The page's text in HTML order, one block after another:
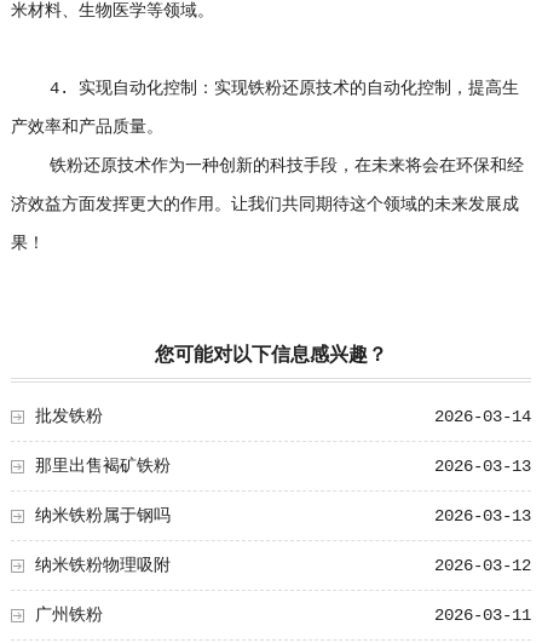
米材料、生物医学等领域。
4. 实现自动化控制：实现铁粉还原技术的自动化控制，提高生
产效率和产品质量。
铁粉还原技术作为一种创新的科技手段，在未来将会在环保和经
济效益方面发挥更大的作用。让我们共同期待这个领域的未来发展成
果！
您可能对以下信息感兴趣？
2026-03-14
批发铁粉
2026-03-13
那里出售褐矿铁粉
2026-03-13
纳米铁粉属于钢吗
2026-03-12
纳米铁粉物理吸附
2026-03-11
广州铁粉